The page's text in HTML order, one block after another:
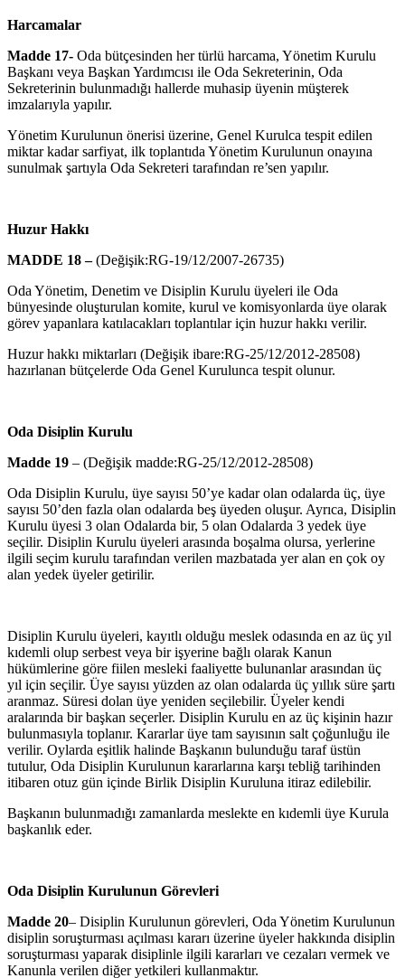
Harcamalar
Madde 17- Oda bütçesinden her türlü harcama, Yönetim Kurulu
Başka­nı veya Başkan Yardımcısı ile Oda Sekreterinin, Oda
Sekreterinin bulun­madığı hallerde muhasip üyenin müşterek
imzalarıyla yapılır.
Yönetim Kurulunun önerisi üzerine, Genel Kurulca tespit edilen
miktar kadar sarfiyat, ilk toplantıda Yönetim Kurulunun onayına
sunulmak şar­tıyla Oda Sekreteri tarafından re’sen yapılır.
Huzur Hakkı
MADDE 18 –(Değişik:RG-19/12/2007-26735)
Oda Yönetim, Denetim ve Disiplin Kurulu üyeleri ile Oda
bünyesinde oluşturulan komite, kurul ve komisyonlarda üye olarak
görev yapanlara katılacakları toplantılar için huzur hakkı verilir.
Huzur hakkı miktarları (Değişik ibare:RG-25/12/2012-28508)
hazırlanan bütçelerde Oda Genel Kurulunca tespit olunur.
Oda Disiplin Kurulu
Madde 19 – (Değişik madde:RG-25/12/2012-28508)
Oda Disiplin Kurulu, üye sayısı 50’ye kadar olan odalarda üç, üye
sayısı 50’den fazla olan odalarda beş üyeden oluşur. Ayrıca, Disiplin
Kurulu üyesi 3 olan Odalarda bir, 5 olan Odalarda 3 yedek üye
seçilir. Disiplin Kurulu üyeleri arasında boşalma olursa, yerlerine
ilgili seçim kurulu tarafından verilen mazbatada yer alan en çok oy
alan yedek üyeler getirilir.
Disiplin Kurulu üyeleri, kayıtlı olduğu meslek odasında en az üç yıl
kıdemli olup serbest veya bir işyerine bağlı olarak Kanun
hükümlerine göre fiilen mesleki faaliyette bulunanlar arasından üç
yıl için seçilir. Üye sayısı yüzden az olan odalarda üç yıllık süre şartı
aranmaz. Süresi dolan üye yeniden seçilebilir. Üyeler kendi
aralarında bir başkan seçerler. Disiplin Kurulu en az üç kişinin hazır
bulunmasıyla toplanır. Kararlar üye tam sayısının salt çoğunluğu ile
verilir. Oylarda eşitlik halinde Başkanın bulunduğu taraf üstün
tutulur, Oda Disiplin Kurulunun kararlarına karşı tebliğ tarihinden
itibaren otuz gün içinde Birlik Disiplin Kuruluna itiraz edilebilir.
Başkanın bulunmadığı zamanlarda meslekte en kıdemli üye Kurula
başkanlık eder.
Oda Disiplin Kurulunun Görevleri
Madde 20– Disiplin Kurulunun görevleri, Oda Yönetim Kurulunun
disip­lin soruşturması açılması kararı üzerine üyeler hakkında disiplin
soruş­turması yaparak disiplinle ilgili kararları ve cezaları vermek ve
Kanunla verilen diğer yetkileri kullanmaktır.